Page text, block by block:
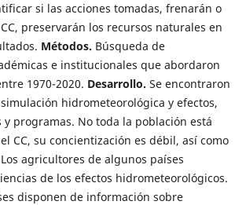
si las acciones tomadas, frenarán o
preservarán los recursos naturales en
Métodos. Búsqueda de
e institucionales que abordaron
1970-2020. Desarrollo. Se encontraron
hidrometeorológica y efectos,
programas. No toda la población está
CC, su concientización es débil, así como
agricultores de algunos países
de los efectos hidrometeorológicos.
disponen de información sobre